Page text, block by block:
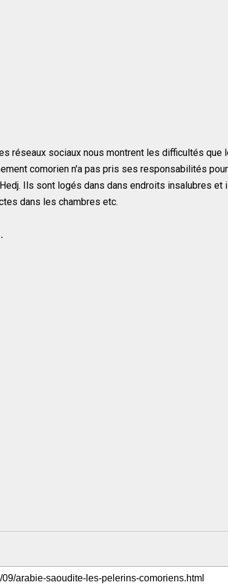
réseaux sociaux nous montrent les difficultés que
comorien n'a pas pris ses responsabilités pour
Ils sont logés dans dans endroits insalubres et
dans les chambres etc.